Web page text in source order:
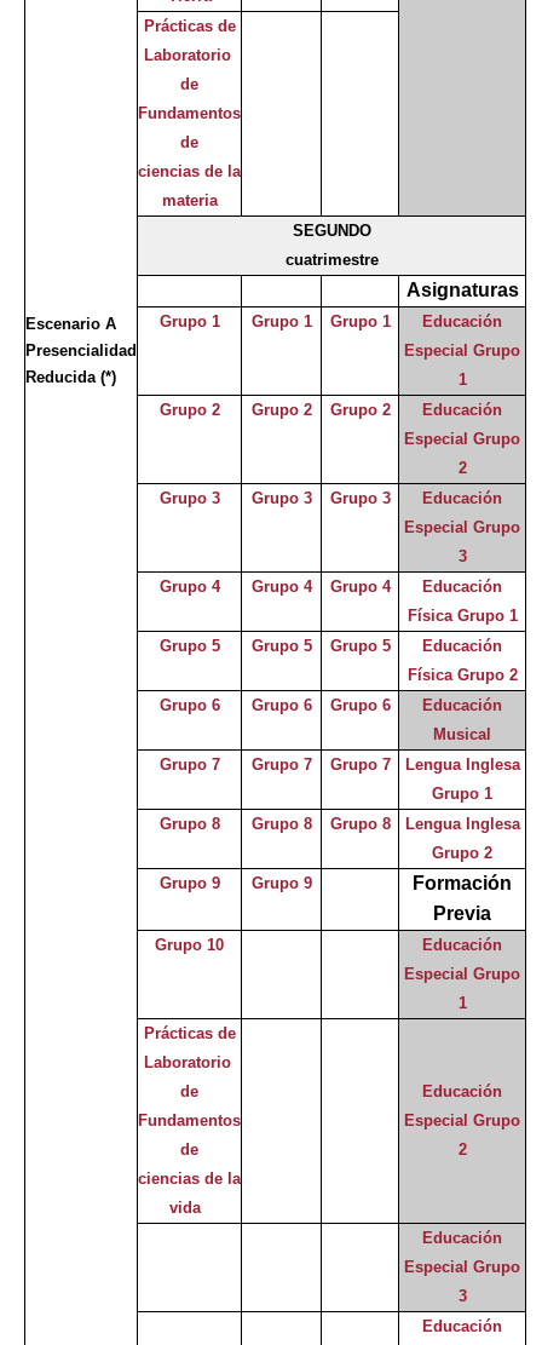
Escenario A
Presencialidad
Reducida(*)
Prácticas de
Laboratorio
de
Fundamentos
de
ciencias de la
materia
SEGUNDO
cuatrimestre
Asignaturas
Grupo 1 Grupo 1 Grupo 1
Educación
Especial Grupo
1
Grupo 2
Grupo 2 Grupo 2
Educación
Especial Grupo
2
Grupo 3
Grupo 3 Grupo 3
Educación
Especial Grupo
3
Grupo 4
Grupo 4 Grupo 4
Educación
Física Grupo 1
Grupo 5
Grupo 5 Grupo 5
Educación
Física Grupo 2
Grupo 6
Grupo 6 Grupo 6
Educación
Musical
Grupo 7
Grupo 7 Grupo 7
Lengua Inglesa
Grupo 1
Grupo 8
Grupo 8 Grupo 8
Lengua Inglesa
Grupo 2
Grupo 9
Grupo 9
Formación
Previa
Grupo 10
Educación
Especial Grupo
1
Prácticas de
Laboratorio
de
Fundamentos
de
ciencias de la
vida
Educación
Especial Grupo
2
Educación
Especial Grupo
3
Educación